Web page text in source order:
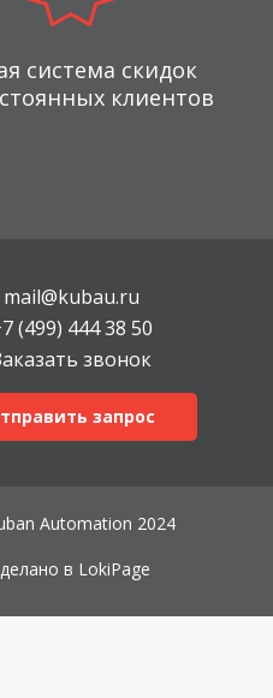
система скидок
клиентов
mail@kubau.ru
(499) 444 38 50
звонок
запрос
Automation 2024
в LokiPage